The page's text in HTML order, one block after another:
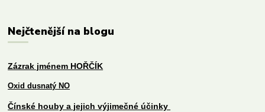
Nejčtenější na blogu
Zázrak jménem HOŘČÍK
Oxid dusnatý NO
Čínské houby a jejich výjimečné účinky